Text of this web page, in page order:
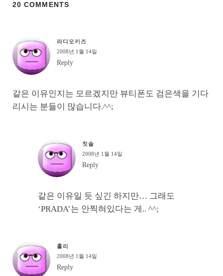
20 COMMENTS
라디오키즈
2008년 1월 14일
Reply
같은 이유인지는 모르겠지만 뷰티폰도 검은색을 기다
리시는 분들이 많습니다.^^;
칫솔
2008년 1월 14일
Reply
같은 이유일 듯 싶긴 하지만… 그래도
‘PRADA’는 안찍혀있다는 게.. ^^;
홀리
2008년 1월 14일
Reply